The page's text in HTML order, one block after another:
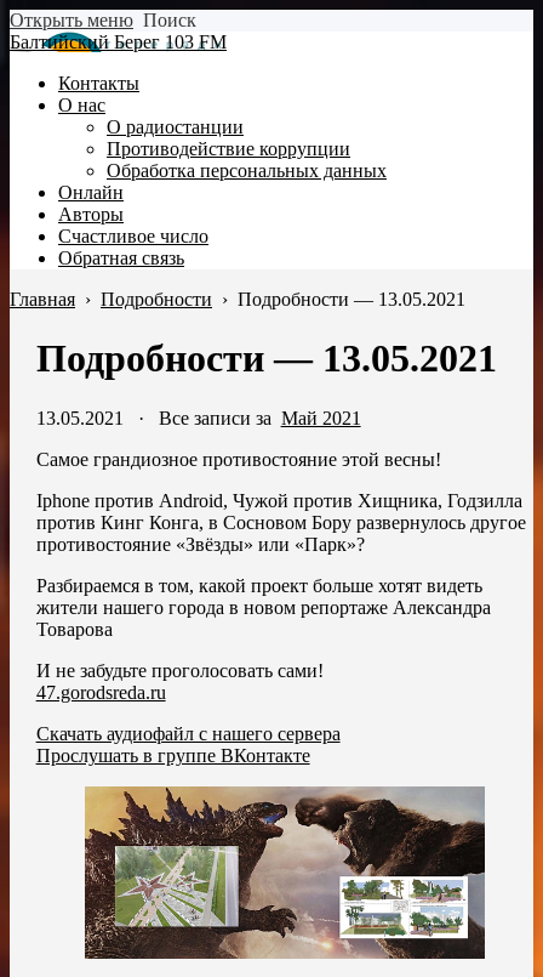
Открыть меню Поиск
Балтийский Берег 103 FM
Контакты
О нас
О радиостанции
Противодействие коррупции
Обработка персональных данных
Онлайн
Авторы
Счастливое число
Обратная связь
Главная › Подробности › Подробности — 13.05.2021
Подробности — 13.05.2021
13.05.2021 · Все записи за Май 2021
Самое грандиозное противостояние этой весны!
Iphone против Android, Чужой против Хищника, Годзилла
против Кинг Конга, в Сосновом Бору развернулось другое
противостояние «Звёзды» или «Парк»?
Разбираемся в том, какой проект больше хотят видеть
жители нашего города в новом репортаже Александра
Товарова
И не забудьте проголосовать сами!
47.gorodsreda.ru
Скачать аудиофайл с нашего сервера
Прослушать в группе ВКонтакте